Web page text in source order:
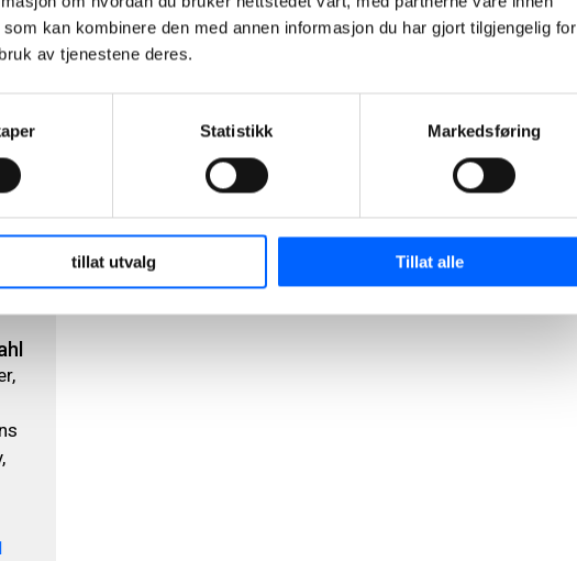
kan kombinere den med annen informasjon du har gjort tilgjengelig for
av tjenestene deres.
Statistikk Markedsføring
tillat utvalg Tillat alle
ble signert
16. januar.